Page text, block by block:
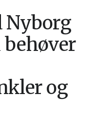
Nyborg
og